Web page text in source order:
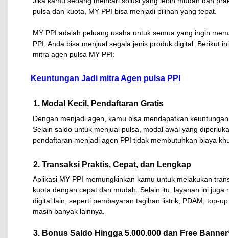
pulsa dan kuota, MY PPI bisa menjadi pilihan yang tepat.
MY PPI adalah peluang usaha untuk semua yang ingin
PPI, Anda bisa menjual segala jenis produk digital. Berikut
mitra agen pulsa MY PPI:
2. Transaksi Praktis, Cepat, dan Lengkap
1. Modal Kecil, Pendaftaran Gratis
3. Bonus Saldo Hingga 5.000.000 dan Free
Dengan menjadi agen, kamu bisa mendapatkan
Selain saldo untuk menjual pulsa, modal awal yang
pendaftaran menjadi agen PPI tidak membutuhkan biaya
Keuntungan Jadi mitra Agen pulsa PPI
Aplikasi MY PPI memungkinkan kamu untuk melakukan
kuota dengan cepat dan mudah. Selain itu, layanan ini juga
digital lain, seperti pembayaran tagihan listrik, PDAM, top-
masih banyak lainnya.